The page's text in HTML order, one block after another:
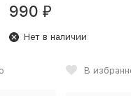
990 ₽
Нет в наличии
В